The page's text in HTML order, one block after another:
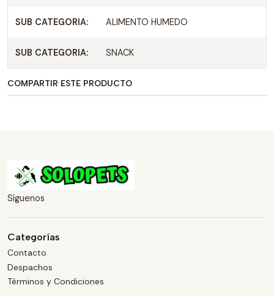
SUB CATEGORIA: ALIMENTO HUMEDO
SUB CATEGORIA: SNACK
COMPARTIR ESTE PRODUCTO
Síguenos
Categorías
Contacto
Despachos
Términos y Condiciones